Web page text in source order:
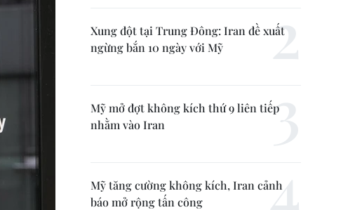
Xung đột tại Trung Đông: Iran đề xuất
ngừng bắn 10 ngày với Mỹ
Mỹ mở đợt không kích thứ 9 liên tiếp
nhằm vào Iran
Mỹ tăng cường không kích, Iran cảnh
báo mở rộng tấn công